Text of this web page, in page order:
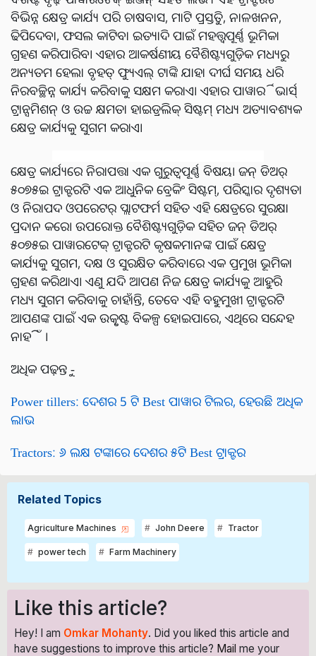
ବିଭିନ୍ନ କ୍ଷେତ୍ର କାର୍ଯ୍ୟ ପରି ଚାଷବାସ, ମାଟି ପ୍ରସ୍ତୁତି, ନାଳଖନନ,
ଢିପିଦେବା, ଫସଲ କାଟିବା ଇତ୍ୟାଦି ପାଇଁ ମହତ୍ତ୍ୱପୂର୍ଣ୍ଣ ଭୂମିକା
ଗ୍ରହଣ କରିପାରିବ। ଏହାର ଆକର୍ଷଣୀୟ ବୈଶିଷ୍ଟ୍ୟଗୁଡ଼ିକ ମଧ୍ୟରୁ
ଅନ୍ୟତମ ହେଲା ବୃହତ୍ ଫ୍ୟୁଏଲ୍ ଟାଙ୍କି ଯାହା ଦୀର୍ଘ ସମୟ ଧରି
ନିରବଚ୍ଛିନ୍ନ କାର୍ଯ୍ୟ କରିବାକୁ ସକ୍ଷମ କରାଏ। ଏହାର ପାୱାର୍ରିଭାର୍ସ୍
ଟ୍ରାନ୍ସମିଶନ୍ ଓ ଉଚ୍ଚ କ୍ଷମତା ହାଇଡ୍ରଲିକ୍ ସିଷ୍ଟମ୍ ମଧ୍ୟ ଅତ୍ୟାବଶ୍ୟକ
କ୍ଷେତ୍ର କାର୍ଯ୍ୟକୁ ସୁଗମ କରାଏ।
କ୍ଷେତ୍ର କାର୍ଯ୍ୟରେ ନିରାପତ୍ତା ଏକ ଗୁରୁତ୍ୱପୂର୍ଣ୍ଣ ବିଷୟ। ଜନ୍ ଡିଅର୍
୫୦୭୫ଇ ଟ୍ରାକ୍ଟରଟି ଏକ ଆଧୁନିକ ବ୍ରେକିଂ ସିଷ୍ଟମ୍, ପରିସ୍କାର ଦୃଶ୍ୟତା
ଓ ନିରାପଦ ଓପରେଟର୍ ପ୍ଲାଟଫର୍ମ ସହିତ ଏହି କ୍ଷେତ୍ରରେ ସୁରକ୍ଷା
ପ୍ରଦାନ କରେ। ଉପରୋକ୍ତ ବୈଶିଷ୍ଟ୍ୟଗୁଡ଼ିକ ସହିତ ଜନ୍ ଡିଅର୍
୫୦୭୫ଇ ପାୱାରଟେକ୍ ଟ୍ରାକ୍ଟରଟି କୃଷକମାନଙ୍କ ପାଇଁ କ୍ଷେତ୍ର
କାର୍ଯ୍ୟକୁ ସୁଗମ, ଦକ୍ଷ ଓ ସୁରକ୍ଷିତ କରିବାରେ ଏକ ପ୍ରମୁଖ ଭୂମିକା
ଗ୍ରହଣ କରିଥାଏ। ଏଣୁ ଯଦି ଆପଣ ନିଜ କ୍ଷେତ୍ର କାର୍ଯ୍ୟକୁ ଆହୁରି
ମଧ୍ୟ ସୁଗମ କରିବାକୁ ଚାହାଁନ୍ତି, ତେବେ ଏହି ବହୁମୁଖୀ ଟ୍ରାକ୍ଟରଟି
ଆପଣଙ୍କ ପାଇଁ ଏକ ଉତ୍କୃଷ୍ଟ ବିକଳ୍ପ ହୋଇପାରେ, ଏଥିରେ ସନ୍ଦେହ
ନାହିଁ ।
ଅଧିକ ପଢ଼ନ୍ତୁ -
Power tillers: ଦେଶର 5 ଟି Best ପାୱାର ଟିଲର, ହେଉଛି ଅଧିକ
ଲାଭ
Tractors: ୬ ଲକ୍ଷ ଟଙ୍କାରେ ଦେଶର ୫ଟି Best ଟ୍ରାକ୍ଟର
Related Topics
Agriculture Machines John Deere Tractor
power tech Farm Machinery
Like this article?
Hey! I am Omkar Mohanty. Did you liked this article and
have suggestions to improve this article? Mail me your